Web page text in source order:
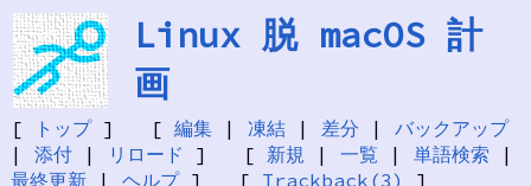
Linux 脱 macOS 計
画
[ トップ] [ 編集| 凍結| 差分 | バックアップ
| 添付| リロード ] [ 新規 | 一覧 | 単語検索 |
最終更新| ヘルプ] [ Trackback(3) ]